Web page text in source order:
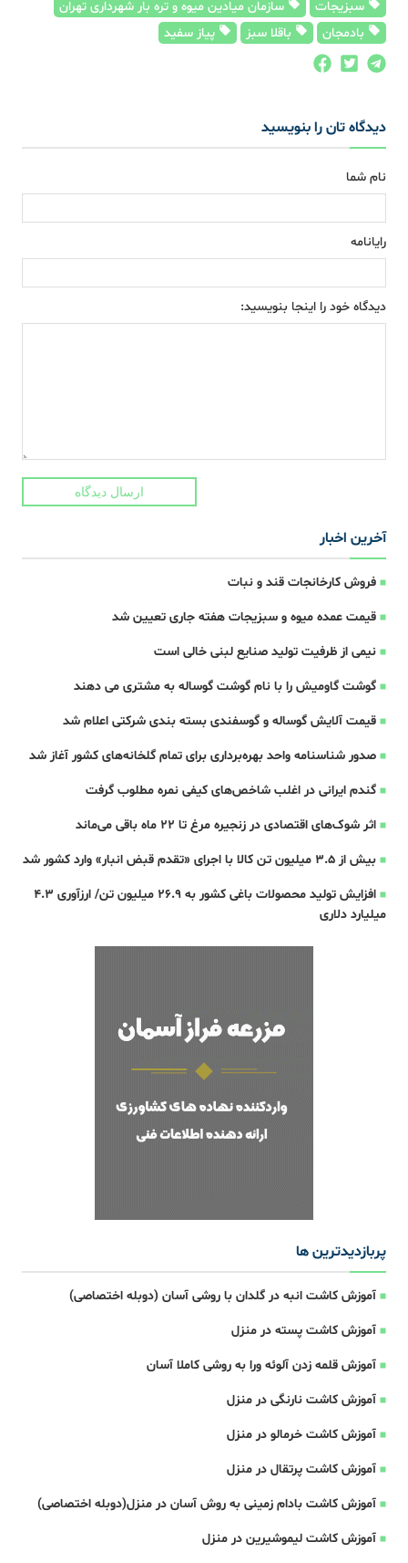
سبزیجات
سازمان میادین میوه و تره بار شهرداری تهران
بادمجان
باقلا سبز پیاز سفید
دیدگاه تان را بنویسید
نام شما
رایانامه
دیدگاه خود را اینجا بنویسید:
ارسال دیدگاه
آخرین اخبار
فروش کارخانجات قند و نبات
قیمت عمده میوه و سبزیجات هفته جاری تعیین شد
نیمی از ظرفیت تولید صنایع لبنی خالی است
گوشت گاومیش را با نام گوشت گوساله به مشتری می دهند
قیمت آلایش گوساله و گوسفندی بسته بندی شرکتی اعلام شد
صدور شناسنامه واحد بهره‌برداری برای تمام گلخانه‌های کشور آغاز شد
گندم ایرانی در اغلب شاخص‌های کیفی نمره مطلوب گرفت
اثر شوک‌های اقتصادی در زنجیره مرغ تا 22 ماه باقی می‌ماند
بیش از ۳.۵ میلیون تن کالا با اجرای «تقدم قبض انبار» وارد کشور شد
افزایش تولید محصولات باغی کشور به ۲۶.۹ میلیون تن/ ارزآوری ۴.۳
میلیارد دلاری
پربازدیدترین ها
آموزش کاشت انبه در گلدان با روشی آسان (دوبله اختصاصی)
آموزش کاشت پسته در منزل
آموزش قلمه زدن آلوئه ورا به روشی کاملا آسان
آموزش کاشت نارنگی در منزل
آموزش کاشت خرمالو در منزل
آموزش کاشت پرتقال در منزل
آموزش کاشت بادام زمینی به روش آسان در منزل(دوبله اختصاصی)
آموزش کاشت لیموشیرین در منزل